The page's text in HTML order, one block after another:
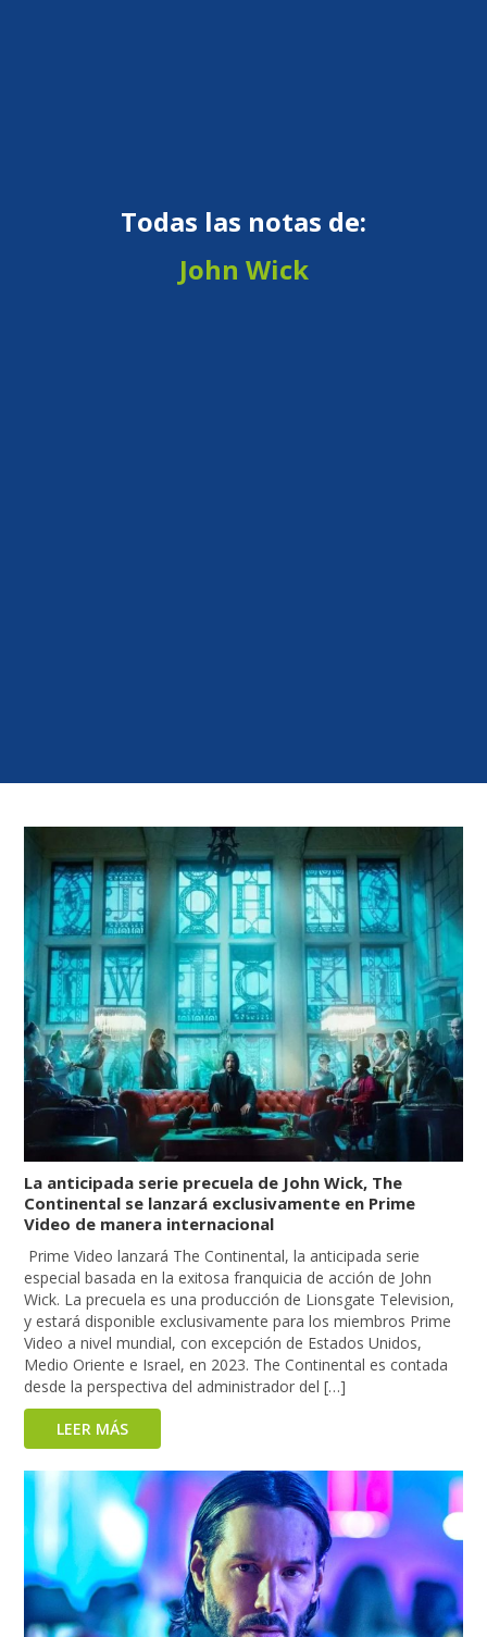
Todas las notas de:
John Wick
La anticipada serie precuela de John Wick, The
Continental se lanzará exclusivamente en Prime
Video de manera internacional
Prime Video lanzará The Continental, la anticipada serie
especial basada en la exitosa franquicia de acción de John
Wick. La precuela es una producción de Lionsgate Television,
y estará disponible exclusivamente para los miembros Prime
Video a nivel mundial, con excepción de Estados Unidos,
Medio Oriente e Israel, en 2023. The Continental es contada
desde la perspectiva del administrador del […]
LEER MÁS